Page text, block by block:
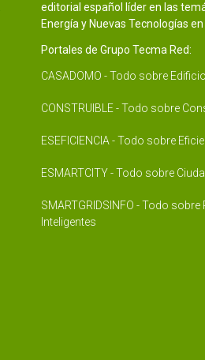
editorial español líder en las
Energía y Nuevas Tecnologías
Portales de Grupo Tecma Red:
CASADOMO - Todo sobre
CONSTRUIBLE - Todo sobre
ESEFICIENCIA - Todo sobre
ESMARTCITY - Todo sobre
SMARTGRIDSINFO - Todo sobre
Inteligentes